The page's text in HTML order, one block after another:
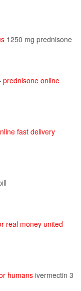
1250 mg prednisone
prednisone online
fast delivery
real money united
humansivermectin 3